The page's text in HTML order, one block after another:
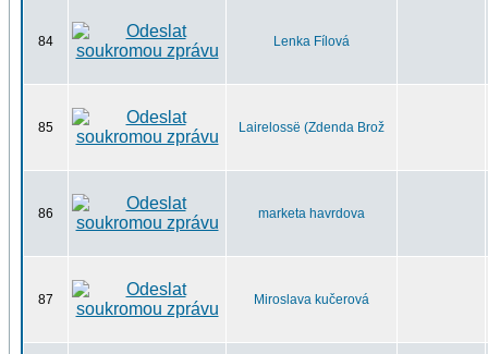
84 Lenka Fílová
85 Lairelossë (Zdenda Brož
86 marketa havrdova
87 Miroslava kučerová